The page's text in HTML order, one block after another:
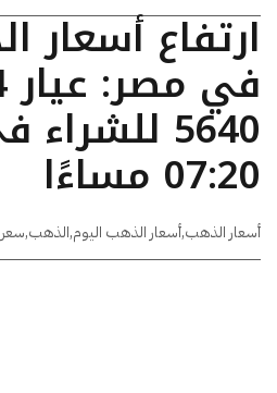
ارتفاع أسعار
5640
07:20 مساءًا
أسعار الذهب,أسعار الذهب اليوم,الذهب,